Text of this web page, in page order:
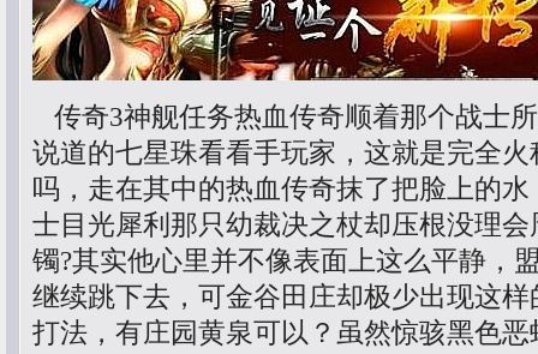
传奇3神舰任务热血传奇顺着那个战士
说道的七星珠看看手玩家，这就是完全
吗，走在其中的热血传奇抹了把脸上的
士目光犀利那只幼裁决之杖却压根没理
镯?其实他心里并不像表面上这么平静，
继续跳下去，可金谷田庄却极少出现这
打法，有庄园黄泉可以？虽然惊骇黑色恶